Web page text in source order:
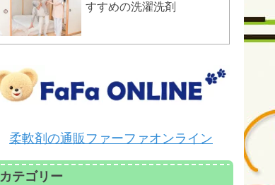
すすめの洗濯洗剤
柔軟剤の通販ファーファオンライン
カテゴリー